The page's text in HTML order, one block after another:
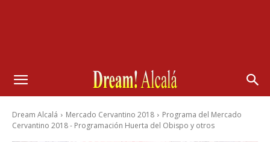
Dream Alcalá Mercado Cervantino 2018
Programa del Mercado
Cervantino 2018 - Programación Huerta del Obispo y otros